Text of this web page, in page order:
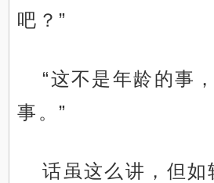
吧？”
“这不是年龄的事
事。”
话虽这么讲，但如